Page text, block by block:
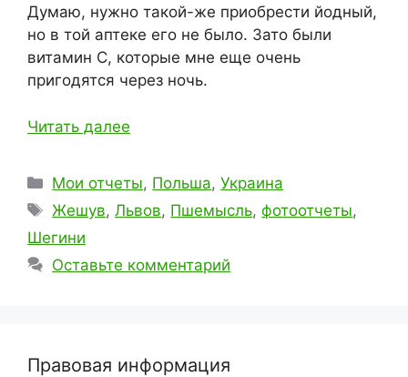
Думаю, нужно такой-же приобрести йодный,
но в той аптеке его не было. Зато были
витамин C, которые мне еще очень
пригодятся через ночь.
Читать далее
Рубрики
Мои отчеты, Польша,Украина
Метки
Жешув,Львов, Пшемысль,фотоотчеты,
Шегини
Оставьте комментарий
Правовая информация